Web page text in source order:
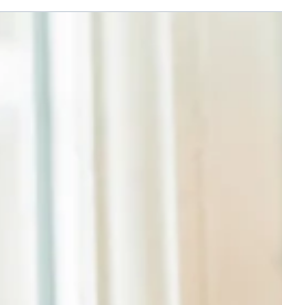
deurslot van
de beste oplossing – inclusief